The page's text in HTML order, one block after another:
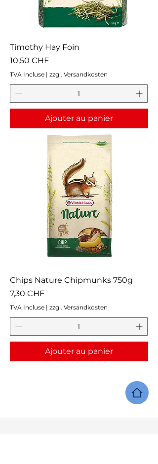
Timothy Hay Foin
Prix
10,50 CHF
TVA Incluse | zzgl. Versandkosten
Ajouter au panier
Chips Nature Chipmunks 750g
Prix
7,30 CHF
TVA Incluse | zzgl. Versandkosten
Ajouter au panier